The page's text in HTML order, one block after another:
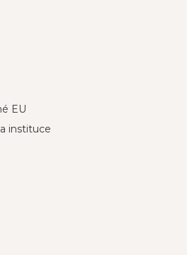
EU
instituce